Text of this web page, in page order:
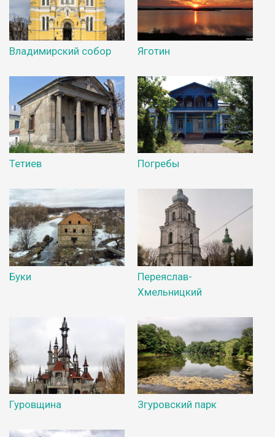
Владимирский собор Яготин
Тетиев Погребы
Буки
Переяслав-
Хмельницкий
Гуровщина Згуровский парк